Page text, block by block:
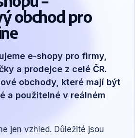
obchod pro
e-shopy pro firmy,
a prodejce z celé ČR.
obchody, které mají být
a použitelné v reálném
jen vzhled. Důležité jsou